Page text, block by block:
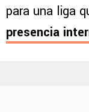
para una liga
presencia